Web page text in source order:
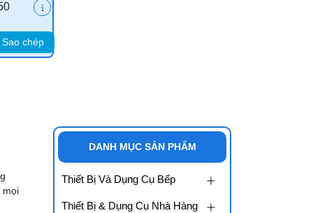
Sao chép
mọi
DANH MỤC SẢN PHẨM
Thiết Bị Và Dụng Cụ Bếp
Thiết Bị & Dụng Cụ Nhà Hàng